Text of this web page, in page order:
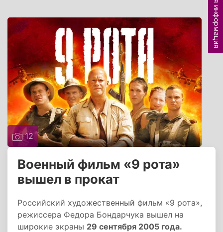
12
Военный фильм «9 рота»
вышел в прокат
Российский художественный фильм «9 рота»,
режиссера Федора Бондарчука вышел на
широкие экраны 29 сентября 2005 года.